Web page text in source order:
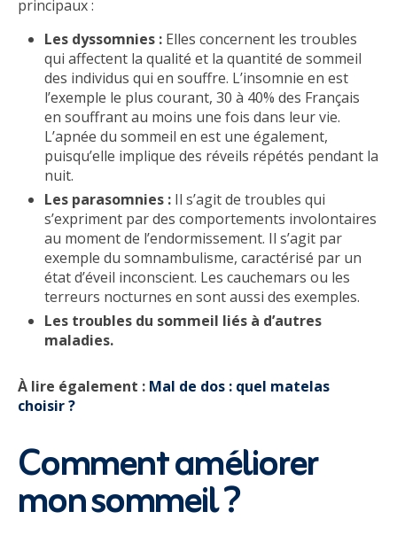
principaux :
Les dyssomnies : Elles concernent les troubles
qui affectent la qualité et la quantité de sommeil
des individus qui en souffre. L’insomnie en est
l’exemple le plus courant, 30 à 40% des Français
en souffrant au moins une fois dans leur vie.
L’apnée du sommeil en est une également,
puisqu’elle implique des réveils répétés pendant la
nuit.
Les parasomnies : Il s’agit de troubles qui
s’expriment par des comportements involontaires
au moment de l’endormissement. Il s’agit par
exemple du somnambulisme, caractérisé par un
état d’éveil inconscient. Les cauchemars ou les
terreurs nocturnes en sont aussi des exemples.
Les troubles du sommeil liés à d’autres
maladies.
À lire également : Mal de dos : quel matelas
choisir ?
Comment améliorer
mon sommeil ?